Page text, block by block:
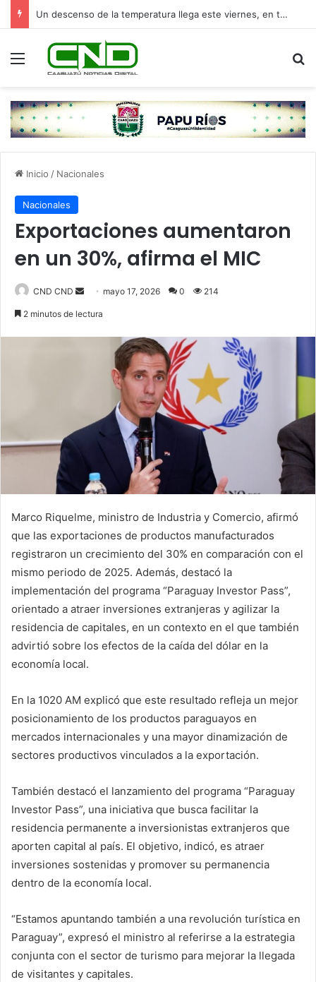
Un descenso de la temperatura llega este viernes, en torno a los 13°C
Menú
Inicio / Nacionales
Nacionales
Exportaciones aumentaron
en un 30%, afirma el MIC
CND CND
a
mayo 17, 2026 0 214
2 minutos de lectura
Marco Riquelme, ministro de Industria y Comercio, afirmó
que las exportaciones de productos manufacturados
registraron un crecimiento del 30% en comparación con el
mismo periodo de 2025. Además, destacó la
implementación del programa “Paraguay Investor Pass”,
orientado a atraer inversiones extranjeras y agilizar la
residencia de capitales, en un contexto en el que también
advirtió sobre los efectos de la caída del dólar en la
economía local.
En la 1020 AM explicó que este resultado refleja un mejor
posicionamiento de los productos paraguayos en
mercados internacionales y una mayor dinamización de
sectores productivos vinculados a la exportación.
También destacó el lanzamiento del programa “Paraguay
Investor Pass”, una iniciativa que busca facilitar la
residencia permanente a inversionistas extranjeros que
aporten capital al país. El objetivo, indicó, es atraer
inversiones sostenidas y promover su permanencia
dentro de la economía local.
“Estamos apuntando también a una revolución turística en
Paraguay”, expresó el ministro al referirse a la estrategia
conjunta con el sector de turismo para mejorar la llegada
de visitantes y capitales.